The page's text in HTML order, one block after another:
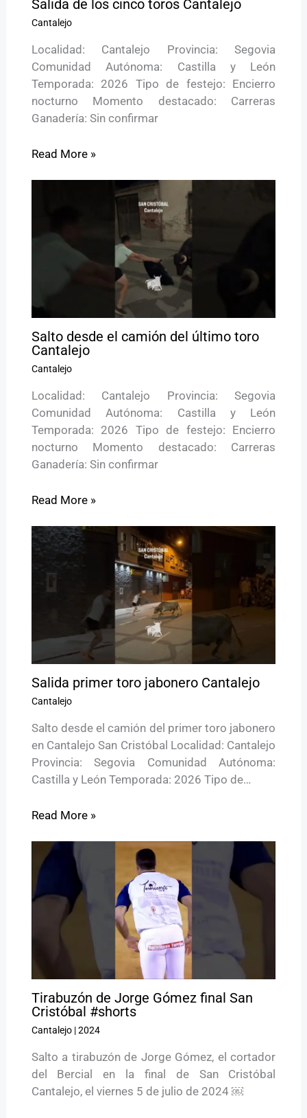
Salida de los cinco toros Cantalejo
Cantalejo
Localidad: Cantalejo Provincia: Segovia
Comunidad Autónoma: Castilla y León
Temporada: 2026 Tipo de festejo: Encierro
nocturno Momento destacado: Carreras
Ganadería: Sin confirmar
Read More »
Salto desde el camión del último toro
Cantalejo
Cantalejo
Localidad: Cantalejo Provincia: Segovia
Comunidad Autónoma: Castilla y León
Temporada: 2026 Tipo de festejo: Encierro
nocturno Momento destacado: Carreras
Ganadería: Sin confirmar
Read More »
Salida primer toro jabonero Cantalejo
Cantalejo
Salto desde el camión del primer toro jabonero
en Cantalejo San Cristóbal Localidad: Cantalejo
Provincia: Segovia Comunidad Autónoma:
Castilla y León Temporada: 2026 Tipo de…
Read More »
Tirabuzón de Jorge Gómez final San
Cristóbal #shorts
Cantalejo|2024
Salto a tirabuzón de Jorge Gómez, el cortador
del Bercial en la final de San Cristóbal
Cantalejo, el viernes 5 de julio de 2024 ￼